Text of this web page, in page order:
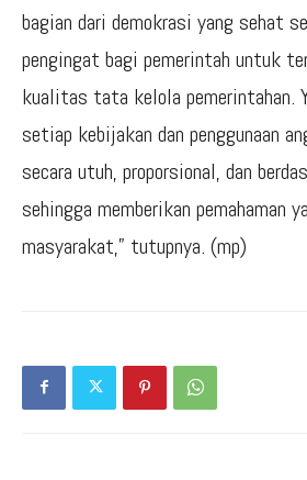
bagian dari demokrasi yang sehat
pengingat bagi pemerintah untuk
kualitas tata kelola pemerintahan.
setiap kebijakan dan penggunaan
secara utuh, proporsional, dan
sehingga memberikan pemahaman
masyarakat,” tutupnya. (mp)